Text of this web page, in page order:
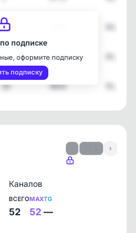
2
4 2082
20 4654
подписке
оформите подписку
подписку
›
Каналов
ВСЕГО
52
MAX
52
TG
—